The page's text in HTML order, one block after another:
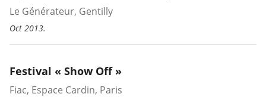
Le Générateur, Gentilly
Oct 2013.
Festival « Show Off »
Fiac, Espace Cardin, Paris